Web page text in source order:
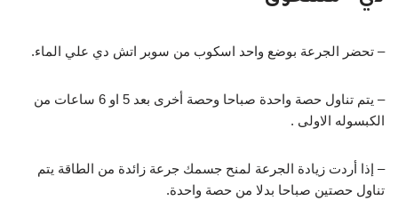
– تحضر الجرعة بوضع واحد اسكوب من سوبر اتش دي علي الماء.
– يتم تناول حصة واحدة صباحا وحصة أخرى بعد 5 او 6 ساعات من
الكبسوله الاولى .
– إذا أردت زيادة الجرعة لمنح جسمك جرعة زائدة من الطاقة يتم
تناول حصتين صباحا بدلا من حصة واحدة.